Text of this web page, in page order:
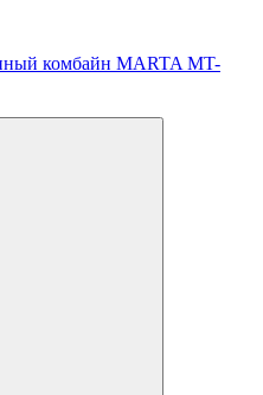
комбайн MARTA MT-